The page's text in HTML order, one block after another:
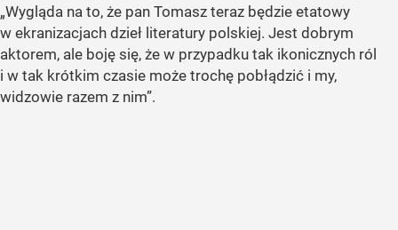
„Wygląda na to, że pan Tomasz teraz będzie etatowy
w ekranizacjach dzieł literatury polskiej. Jest dobrym
aktorem, ale boję się, że w przypadku tak ikonicznych ról
i w tak krótkim czasie może trochę pobłądzić i my,
widzowie razem z nim”.